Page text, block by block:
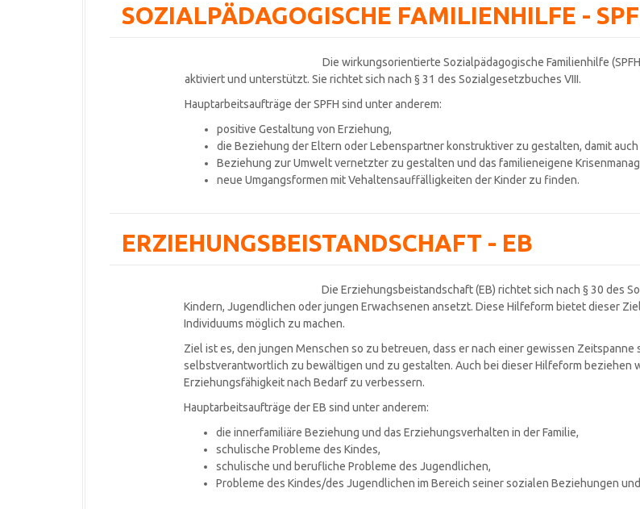
SOZIALPÄDAGOGISCHE FAMILIENHILFE -
Die wirkungsorientierte Sozialpädagogische Familienhilfe
aktiviert und unterstützt. Sie richtet sich nach § 31 des Sozialgesetzbuches VIII.
Hauptarbeitsaufträge der SPFH sind unter anderem:
positive Gestaltung von Erziehung,
die Beziehung der Eltern oder Lebenspartner konstruktiver zu gestalten, damit
Beziehung zur Umwelt vernetzter zu gestalten und das familieneigene
neue Umgangsformen mit Vehaltensauffälligkeiten der Kinder zu finden.
ERZIEHUNGSBEISTANDSCHAFT - EB
Die Erziehungsbeistandschaft (EB) richtet sich nach § 30 des
Kindern, Jugendlichen oder jungen Erwachsenen ansetzt. Diese Hilfeform bietet dieser
Individuums möglich zu machen.
Ziel ist es, den jungen Menschen so zu betreuen, dass er nach einer gewissen
selbstverantwortlich zu bewältigen und zu gestalten. Auch bei dieser Hilfeform beziehen
Erziehungsfähigkeit nach Bedarf zu verbessern.
Hauptarbeitsaufträge der EB sind unter anderem:
die innerfamiliäre Beziehung und das Erziehungsverhalten in der Familie,
schulische Probleme des Kindes,
schulische und berufliche Probleme des Jugendlichen,
Probleme des Kindes/des Jugendlichen im Bereich seiner sozialen Beziehungen